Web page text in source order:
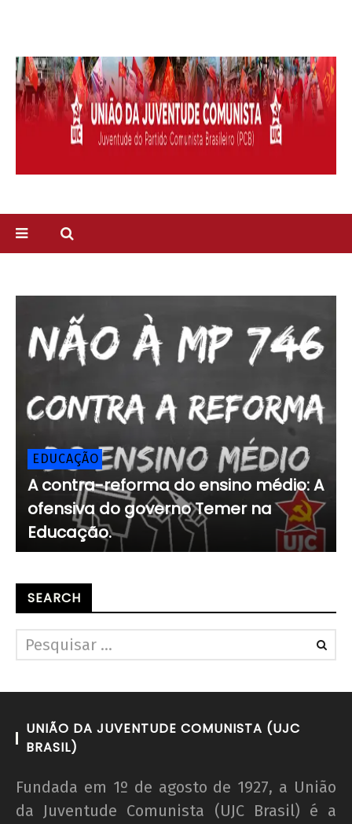
EDUCAÇÃO
A contra-reforma do ensino médio: A
ofensiva do governo Temer na
Educação.
SEARCH
UNIÃO DA JUVENTUDE COMUNISTA (UJC
BRASIL)
Fundada em 1º de agosto de 1927, a União
da Juventude Comunista (UJC Brasil) é a